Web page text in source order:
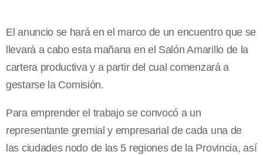
El anuncio se hará en el marco de un encuentro que se
llevará a cabo esta mañana en el Salón Amarillo de la
cartera productiva y a partir del cual comenzará a
gestarse la Comisión.
Para emprender el trabajo se convocó a un
representante gremial y empresarial de cada una de
las ciudades nodo de las 5 regiones de la Provincia, así